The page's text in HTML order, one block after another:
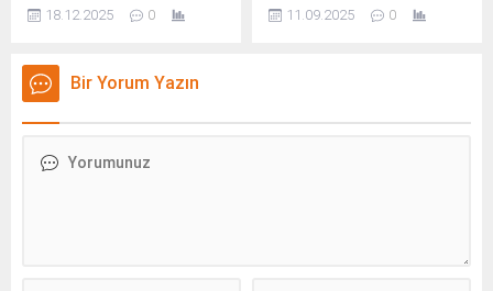
beklenen final sezonu dijital
girerken, Kaspersky siber
güvenlik uzmanları,
tasarlanan dolandırıcılık
18.12.2025 0
sektörünün lider markası
11.09.2025 0
Bir Yorum Yazın